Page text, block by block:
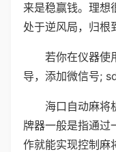
来是稳赢钱。理想
处于逆风局，归根
若你在仪器使
导，添加微信号;
海口自动麻将
牌器一般是指通过
作就能实现控制麻